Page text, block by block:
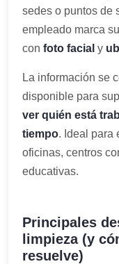
sedes o puntos de
empleado marca
con foto facial y
La información se
disponible para
ver quién está
tiempo. Ideal para
oficinas, centros
educativas.
Principales
limpieza (y
resuelve)